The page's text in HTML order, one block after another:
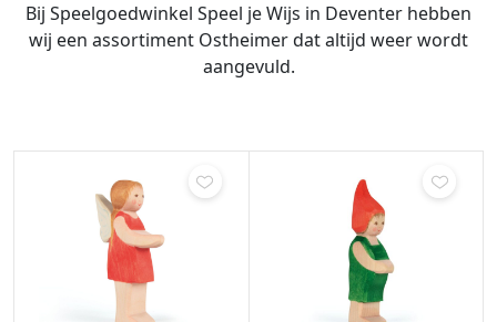
Bij Speelgoedwinkel Speel je Wijs in Deventer hebben
wij een assortiment Ostheimer dat altijd weer wordt
aangevuld.